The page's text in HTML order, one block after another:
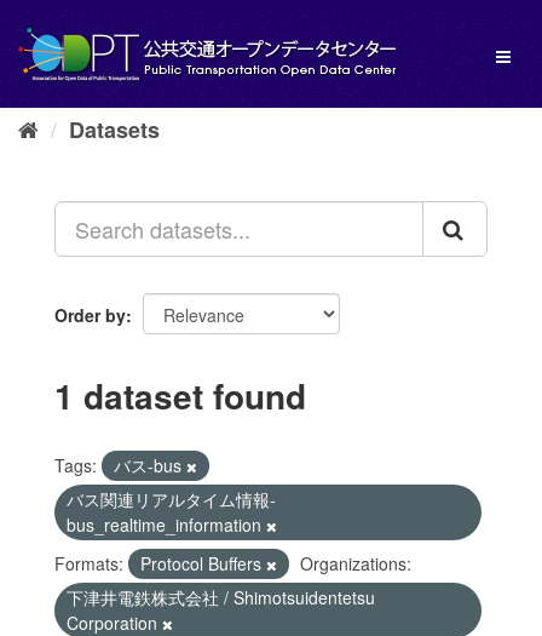
content
Datasets
Order by
1 dataset found
Tags:
バス-bus
バス関連リアルタイム情報-
bus_realtime_information
Formats:
Protocol Buffers
Organizations:
下津井電鉄株式会社 / Shimotsuidentetsu
Corporation